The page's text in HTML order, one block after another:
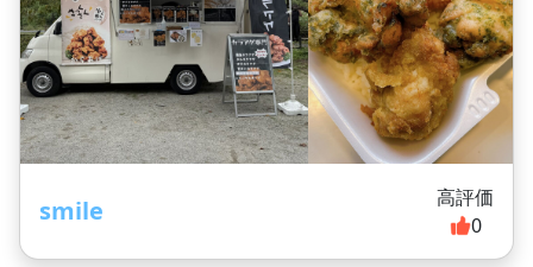
smile
高評価
0